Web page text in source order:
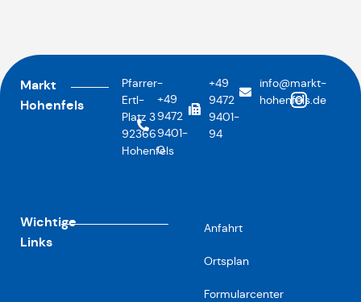
Markt
Hohenfels
Pfarrer-
Ertl-
Platz 3
92366
Hohenfels
+49
9472
9401-
0
+49
9472
9401-
94
info@markt-
hohenfels.de
Wichtige
Links
Anfahrt
Ortsplan
Formularcenter